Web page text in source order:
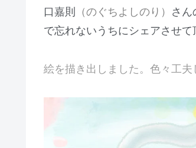
口嘉則
（のぐちよしのり） さん
で忘れないうちにシェアさせて
絵を描き出しました。色々工夫